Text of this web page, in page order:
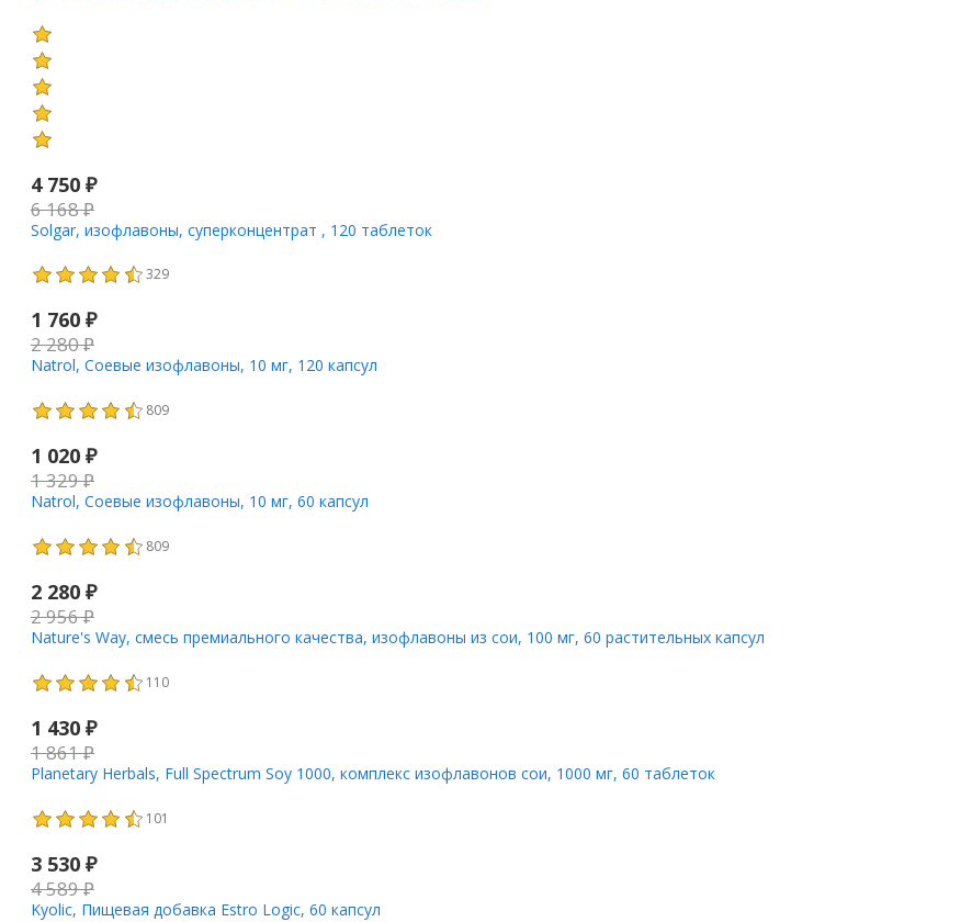
4 750 ₽
6 168₽
Solgar, изофлавоны, суперконцентрат , 120 таблеток
329
1 760 ₽
2 280₽
Natrol, Соевые изофлавоны, 10 мг, 120 капсул
809
1 020 ₽
1 329₽
Natrol, Соевые изофлавоны, 10 мг, 60 капсул
809
2 280 ₽
2 956₽
Nature's Way, смесь премиального качества, изофлавоны из сои, 100 мг, 60 растительных капсул
110
1 430 ₽
1 861₽
Planetary Herbals, Full Spectrum Soy 1000, комплекс изофлавонов сои, 1000 мг, 60 таблеток
101
3 530 ₽
4 589₽
Kyolic, Пищевая добавка Estro Logic, 60 капсул